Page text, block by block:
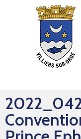
Mes
Sorties